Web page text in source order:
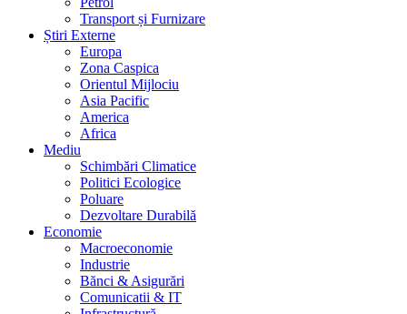
Transport și Furnizare
Știri Externe
Europa
Zona Caspica
Orientul Mijlociu
Asia Pacific
America
Africa
Mediu
Schimbări Climatice
Politici Ecologice
Poluare
Dezvoltare Durabilă
Economie
Macroeconomie
Industrie
Bănci & Asigurări
Comunicatii & IT